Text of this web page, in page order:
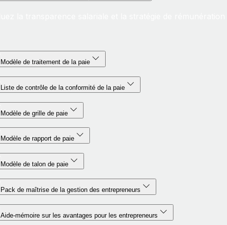
Modèle de traitement de la paie
Liste de contrôle de la conformité de la paie
Modèle de grille de paie
Modèle de rapport de paie
Modèle de talon de paie
Pack de maîtrise de la gestion des entrepreneurs
Aide-mémoire sur les avantages pour les entrepreneurs